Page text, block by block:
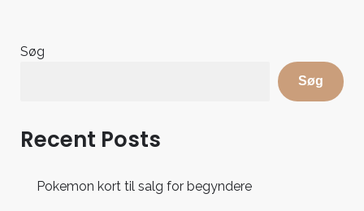
Søg
Søg
Recent Posts
Pokemon kort til salg for begyndere